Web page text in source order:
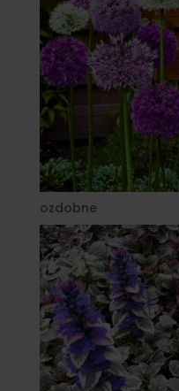
ozdobne